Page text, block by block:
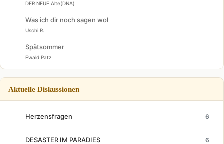
DER NEUE Alte(DNA)
Was ich dir noch sagen wol
Uschi R.
Spätsommer
Ewald Patz
Aktuelle Diskussionen
Herzensfragen 6
DESASTER IM PARADIES 6